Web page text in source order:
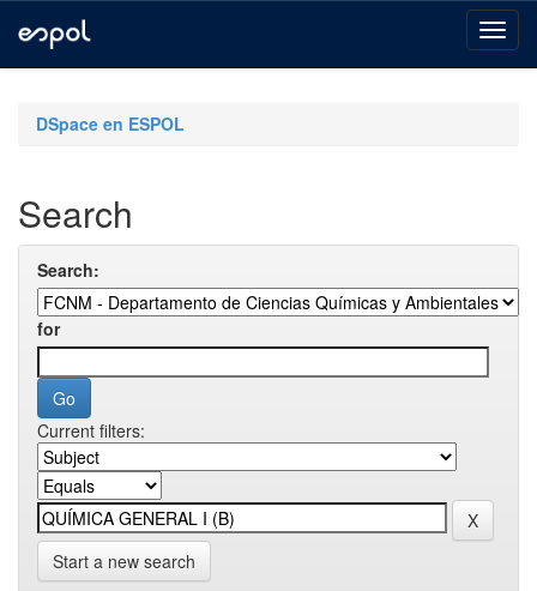
navigationDSpace en ESPOL
Search
Search:
for
Current filters:
Start a new search